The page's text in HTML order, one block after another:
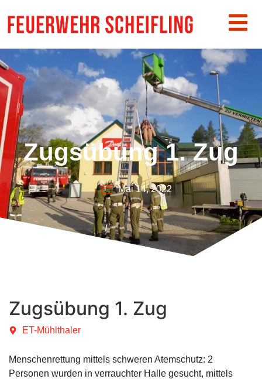
Zugsübung 1. Zug
Mai 14, 2022
Zugsübung 1. Zug
ET-Mühlthaler
Menschenrettung mittels schweren Atemschutz: 2
Personen wurden in verrauchter Halle gesucht, mittels